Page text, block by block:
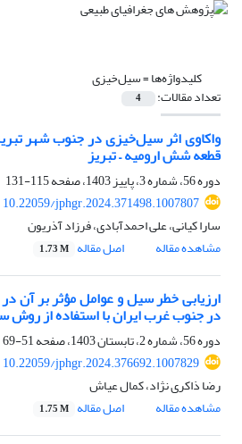
کلیدواژه‌ها =سیل‌خیزی
تعداد مقالات: 4
واکاوی اثر سیل‌خیزی در جنوب شهر
قطعه شش ارومیه – تبریز
دوره 56، شماره 3، پاییز 1403، صفحه
115-131
10.22059/jphgr.2024.371498.1007807
سارا کیانی، علی احمدآبادی، فرزاد آذریون
مشاهده مقاله
اصل مقاله 1.73 M
ارزیابی خطر سیل و عوامل مؤثر بر آن
در جنوب غرب ایران با استفاده از روش
دوره 56، شماره 2، تابستان 1403، صفحه
51-69
10.22059/jphgr.2024.376692.1007829
رضا ذاکری نژاد، کمال عیاش
مشاهده مقاله
اصل مقاله 1.75 M